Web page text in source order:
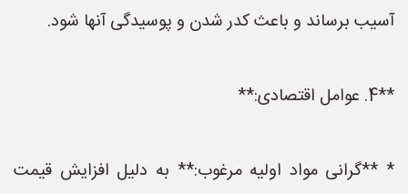
آسیب برساند و باعث کدر شدن و پوسیدگی آنها شود.
**4. عوامل اقتصادی:**
* **گرانی مواد اولیه مرغوب:** به دلیل افزایش قیمت